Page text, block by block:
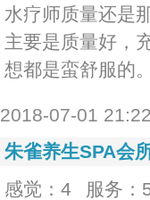
水疗师质量还是
主要是质量好，
想都是蛮舒服的
2018-07-01
朱雀养生SPA会
感觉：4
服务：